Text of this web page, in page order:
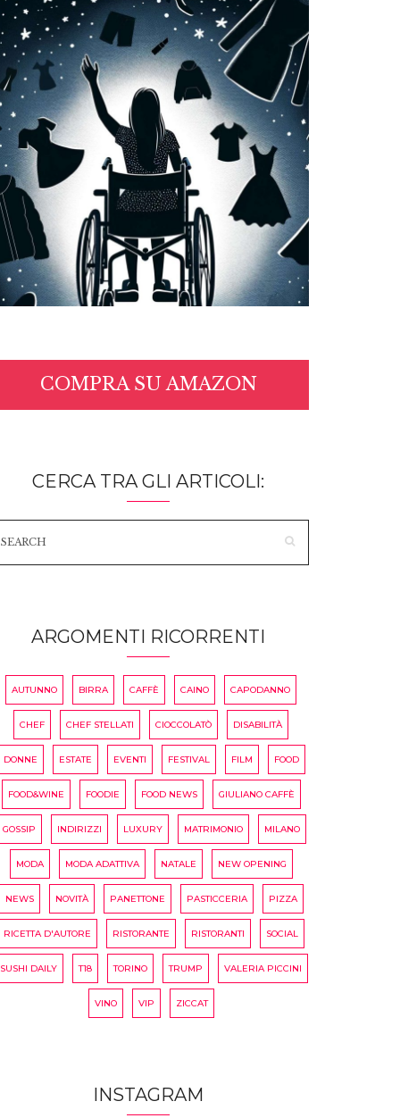
COMPRA SU AMAZON
CERCA TRA GLI ARTICOLI:
ARGOMENTI RICORRENTI
AUTUNNO BIRRA CAFFÈ CAINO CAPODANNO
CHEF CHEF STELLATI CIOCCOLATÒ DISABILITÀ
DONNE ESTATE EVENTI FESTIVAL FILM FOOD
FOOD&WINE FOODIE FOOD NEWS GIULIANO CAFFÈ
GOSSIP INDIRIZZI LUXURY MATRIMONIO MILANO
MODA MODA ADATTIVA NATALE NEW OPENING
NEWS NOVITÀ PANETTONE PASTICCERIA PIZZA
RICETTA D'AUTORE RISTORANTE RISTORANTI SOCIAL
SUSHI DAILY T18 TORINO TRUMP VALERIA PICCINI
VINO VIP ZICCAT
INSTAGRAM